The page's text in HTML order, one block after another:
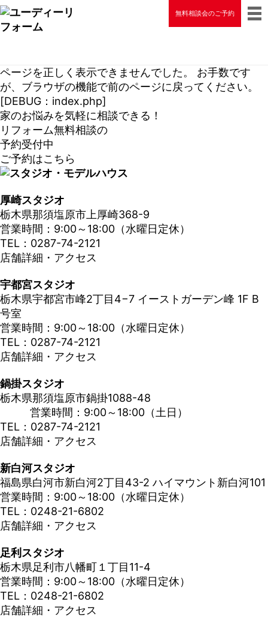
無料相談会のご予約
ページを正しく表示できませんでした。 お手数です
が、ブラウザの機能で前のページに戻ってください。
[DEBUG：index.php]
家のお悩みを気軽に相談できる！
リフォーム無料相談の
予約受付中
ご予約はこちら
厚崎スタジオ
栃木県那須塩原市上厚崎368-9
営業時間：9:00～18:00（水曜日定休）
TEL：0287-74-2121
店舗詳細・アクセス
宇都宮スタジオ
栃木県宇都宮市峰2丁目4−7 イーストガーデン峰 1F B
号室
営業時間：9:00～18:00（水曜日定休）
TEL：0287-74-2121
店舗詳細・アクセス
鍋掛スタジオ
栃木県那須塩原市鍋掛1088-48
営業時間：9:00～18:00（土日）
TEL：0287-74-2121
店舗詳細・アクセス
新白河スタジオ
福島県白河市新白河2丁目43-2 ハイマウント新白河101
営業時間：9:00～18:00（水曜日定休）
TEL：0248-21-6802
店舗詳細・アクセス
足利スタジオ
栃木県足利市八幡町１丁目11-4
営業時間：9:00～18:00（水曜日定休）
TEL：0248-21-6802
店舗詳細・アクセス